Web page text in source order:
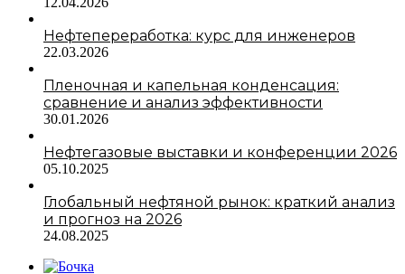
Нефтепереработка: курс для инженеров
22.03.2026
Пленочная и капельная конденсация:
сравнение и анализ эффективности
30.01.2026
Нефтегазовые выставки и конференции 2026
05.10.2025
Глобальный нефтяной рынок: краткий анализ
и прогноз на 2026
24.08.2025